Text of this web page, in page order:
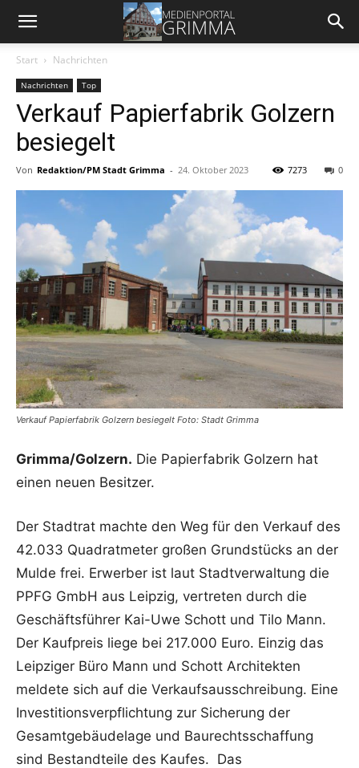
Start Nachrichten
Nachrichten Top
Verkauf Papierfabrik Golzern
besiegelt
Von Redaktion/PM Stadt Grimma - 24. Oktober 2023 0
7273
Verkauf Papierfabrik Golzern besiegelt Foto: Stadt Grimma
Grimma/Golzern. Die Papierfabrik Golzern hat
einen neuen Besitzer.
Der Stadtrat machte den Weg für den Verkauf des
42.033 Quadratmeter großen Grundstücks an der
Mulde frei. Erwerber ist laut Stadtverwaltung die
PPFG GmbH aus Leipzig, vertreten durch die
Geschäftsführer Kai-Uwe Schott und Tilo Mann.
Der Kaufpreis liege bei 217.000 Euro. Einzig das
Leipziger Büro Mann und Schott Architekten
meldete sich auf die Verkaufsausschreibung. Eine
Investitionsverpflichtung zur Sicherung der
Gesamtgebäudelage und Baurechtsschaffung
sind Bestandteile des Kaufes. Das